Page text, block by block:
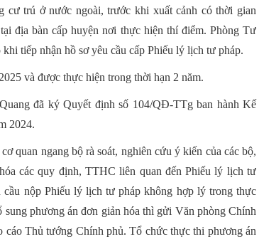
cư trú ở nước ngoài, trước khi xuất cảnh có thời gian
địa bàn cấp huyện nơi thực hiện thí điểm. Phòng Tư
tiếp nhận hồ sơ yêu cầu cấp Phiếu lý lịch tư pháp.
và được thực hiện trong thời hạn 2 năm.
đã ký Quyết định số 104/QĐ-TTg ban hành Kế
2024.
quan ngang bộ rà soát, nghiên cứu ý kiến của các bộ,
các quy định, TTHC liên quan đến Phiếu lý lịch tư
nộp Phiếu lý lịch tư pháp không hợp lý trong thực
phương án đơn giản hóa thì gửi Văn phòng Chính
cáo Thủ tướng Chính phủ. Tổ chức thực thi phương án